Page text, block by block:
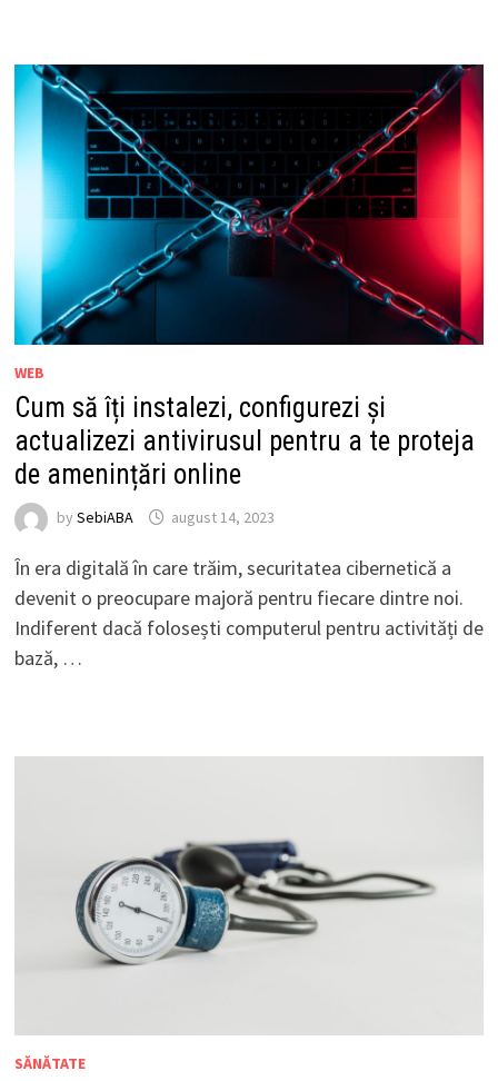
WEB
Cum să îți instalezi, configurezi și
actualizezi antivirusul pentru a te proteja
de amenințări online
by SebiABA august 14, 2023
În era digitală în care trăim, securitatea cibernetică a
devenit o preocupare majoră pentru fiecare dintre noi.
Indiferent dacă folosești computerul pentru activități de
bază, …
SĂNĂTATE